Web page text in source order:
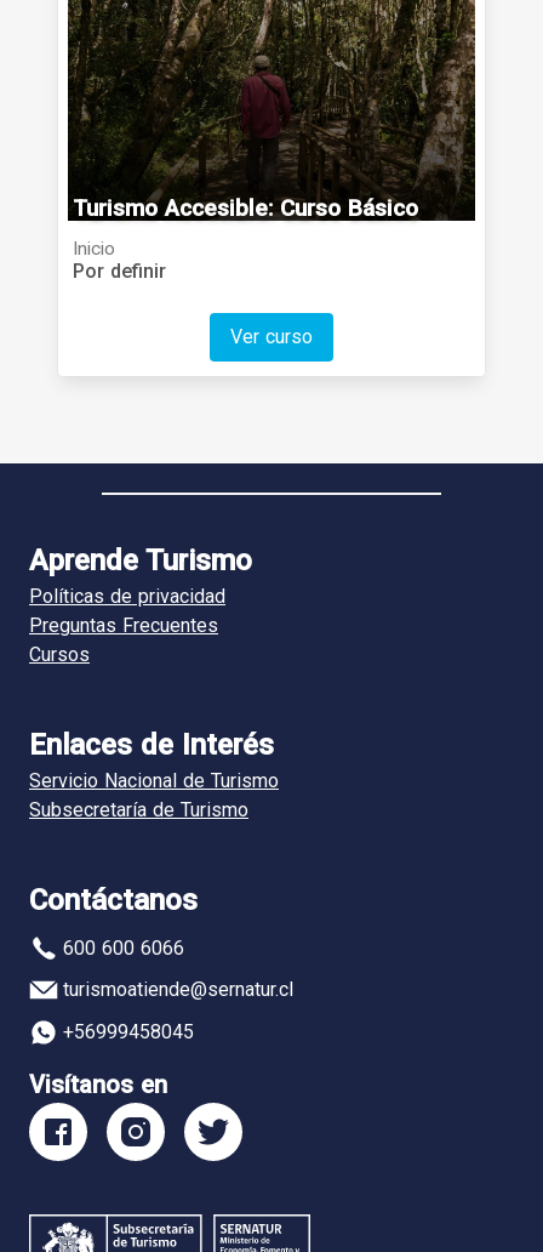
Turismo Accesible: Curso Básico
Inicio
Por definir
Ver curso
Aprende Turismo
Políticas de privacidad
Preguntas Frecuentes
Cursos
Enlaces de Interés
Servicio Nacional de Turismo
Subsecretaría de Turismo
Contáctanos
600 600 6066
turismoatiende@sernatur.cl
+56999458045
Visítanos en
Facebook
Sernatur
Instagram
Sernatur
Sernatur